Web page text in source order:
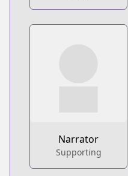
Narrator
Supporting